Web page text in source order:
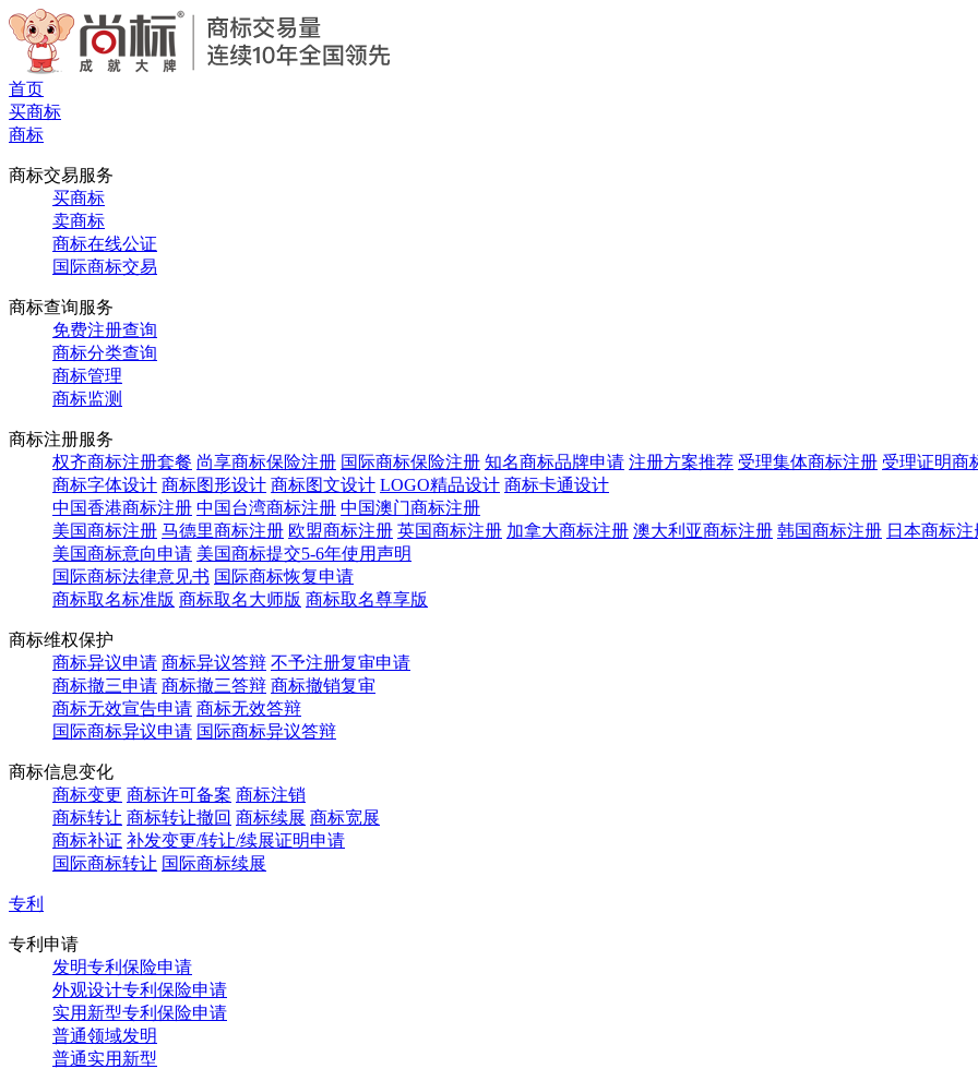
首页
买商标
商标
商标交易服务
买商标
卖商标
商标在线公证
国际商标交易
商标查询服务
免费注册查询
商标分类查询
商标管理
商标监测
商标注册服务
权齐商标注册套餐 尚享商标保险注册 国际商标保险注册 知名商标品牌申请 注册方案推荐 受理集体商标注册 受理证明商
商标字体设计 商标图形设计 商标图文设计 LOGO精品设计 商标卡通设计
中国香港商标注册 中国台湾商标注册 中国澳门商标注册
美国商标注册 马德里商标注册 欧盟商标注册 英国商标注册 加拿大商标注册 澳大利亚商标注册 韩国商标注册 日本商标注
美国商标意向申请 美国商标提交5-6年使用声明
国际商标法律意见书 国际商标恢复申请
商标取名标准版 商标取名大师版 商标取名尊享版
商标维权保护
商标异议申请 商标异议答辩 不予注册复审申请
商标撤三申请 商标撤三答辩 商标撤销复审
商标无效宣告申请 商标无效答辩
国际商标异议申请 国际商标异议答辩
商标信息变化
商标变更 商标许可备案 商标注销
商标转让 商标转让撤回 商标续展 商标宽展
商标补证 补发变更/转让/续展证明申请
国际商标转让 国际商标续展
专利
专利申请
发明专利保险申请
外观设计专利保险申请
实用新型专利保险申请
普通领域发明
普通实用新型